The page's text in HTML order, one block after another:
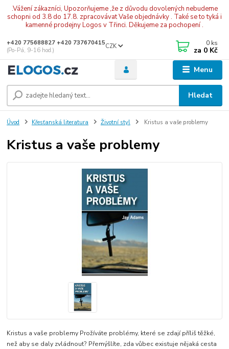
.Vážení zákazníci, Upozorňujeme ,že z důvodu dovolených nebudeme
schopni od 3.8 do 17.8. zpracovávat Vaše objednávky . Také se to tyká i
kamenné prodejny Logos v Třinci. Děkujeme za pochopení .
Menu
CZK
Hledat
+420 775688827 +420 737670415
(Po-Pá, 9-16 hod.)
0 ks
za 0 Kč
Úvod Křesťanská literatura Životní styl Kristus a vaše problemy
Kristus a vaše problemy
Kristus a vaše problemy Prožíváte problémy, které se zdají příliš těžké,
než aby se daly zvládnout? Přemýšlíte, zda vůbec existuje nějaká cesta